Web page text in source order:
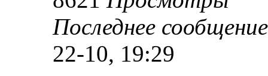
Последнее
22-10, 19:29